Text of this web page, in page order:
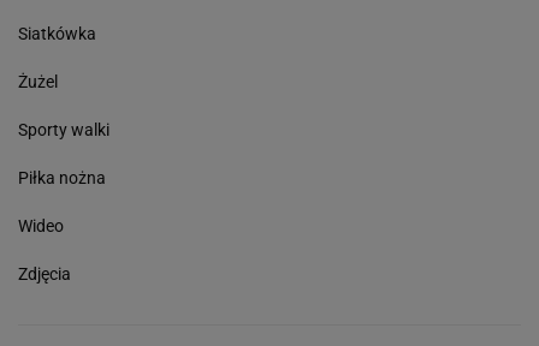
Siatkówka
Żużel
Sporty walki
Piłka nożna
Wideo
Zdjęcia